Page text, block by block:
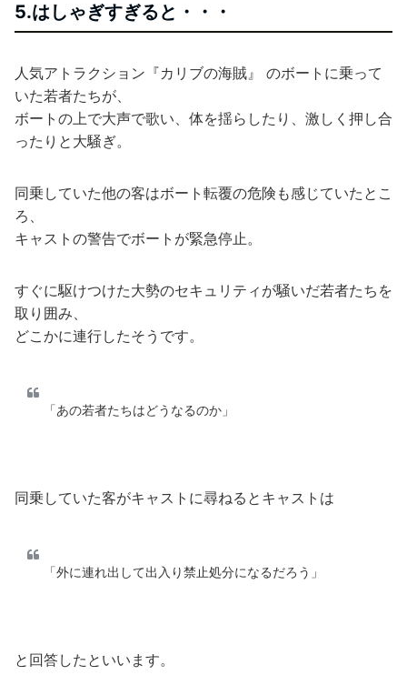
5.はしゃぎすぎると・・・
人気アトラクション『カリブの海賊』 のボートに乗って
いた若者たちが、
ボートの上で大声で歌い、体を揺らしたり、激しく押し合
ったりと大騒ぎ。
同乗していた他の客はボート転覆の危険も感じていたとこ
ろ、
キャストの警告でボートが緊急停止。
すぐに駆けつけた大勢のセキュリティが騒いだ若者たちを
取り囲み、
どこかに連行したそうです。
「あの若者たちはどうなるのか」
同乗していた客がキャストに尋ねるとキャストは
「外に連れ出して出入り禁止処分になるだろう」
と回答したといいます。